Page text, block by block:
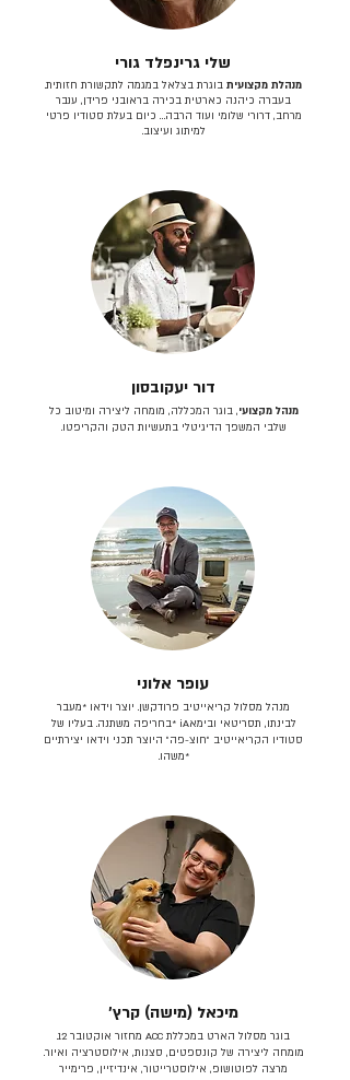
שלי גרינפלד גורי
מנהלת מקצועית בוגרת בצלאל במגמה לתקשורת חזותית.
בעברה כיהנה כארטית בכירה בראובני פרידן, ענבר
מרחב, דרורי שלומי ועוד הרבה… כיום בעלת סטודיו פרטי
למיתוג ועיצוב.
דור יעקובסון
מנהל מקצועי, בוגר המכללה, מומחה ליצירה ומיטוב כל
שלבי המשפך הדיגיטלי בתעשיות הטק והקריפטו.
עופר אלוני
מנהל מסלול קריאייטיב פרודקשן. יוצר וידאו *מעבר
לבינתו, תסריטאי וב​ימאiA‎ *בחריפה משתנה. בעליו של
סטודיו הקריאייטיב ״חוצ-פה״ היוצר תכני וידאו יצירתיים
*משהו.
מיכאל (מישה) קרץ׳
בוגר מסלול הארט במכללת ACC מחזור אוקטובר 12.
מומחה ליצירה של קונספטים, סצנות, אילוסטרציה ואיור.
מרצה לפוטושופ, אילוסטרייטור, אינדיזיין, פרימייר